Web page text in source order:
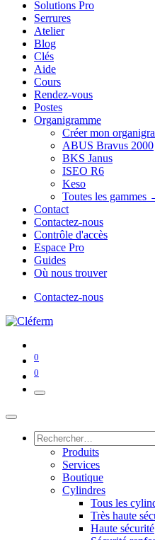
Solutions Pro
Serrures
Atelier
Blog
Clés
Aide
Cours
Rendez-vous
Postes
Organigramme
Créer mon
ABUS Bravus 2000
BKS Janus
ISEO R6
Keso
Toutes les gammes
Contact
Contactez-nous
Contrôle d'accès
Espace Pro
Guides
Où nous trouver
Contactez-nous
0
0
Produits
Services
Boutique
Cylindres
Tous les
Très haute
Haute sécurité